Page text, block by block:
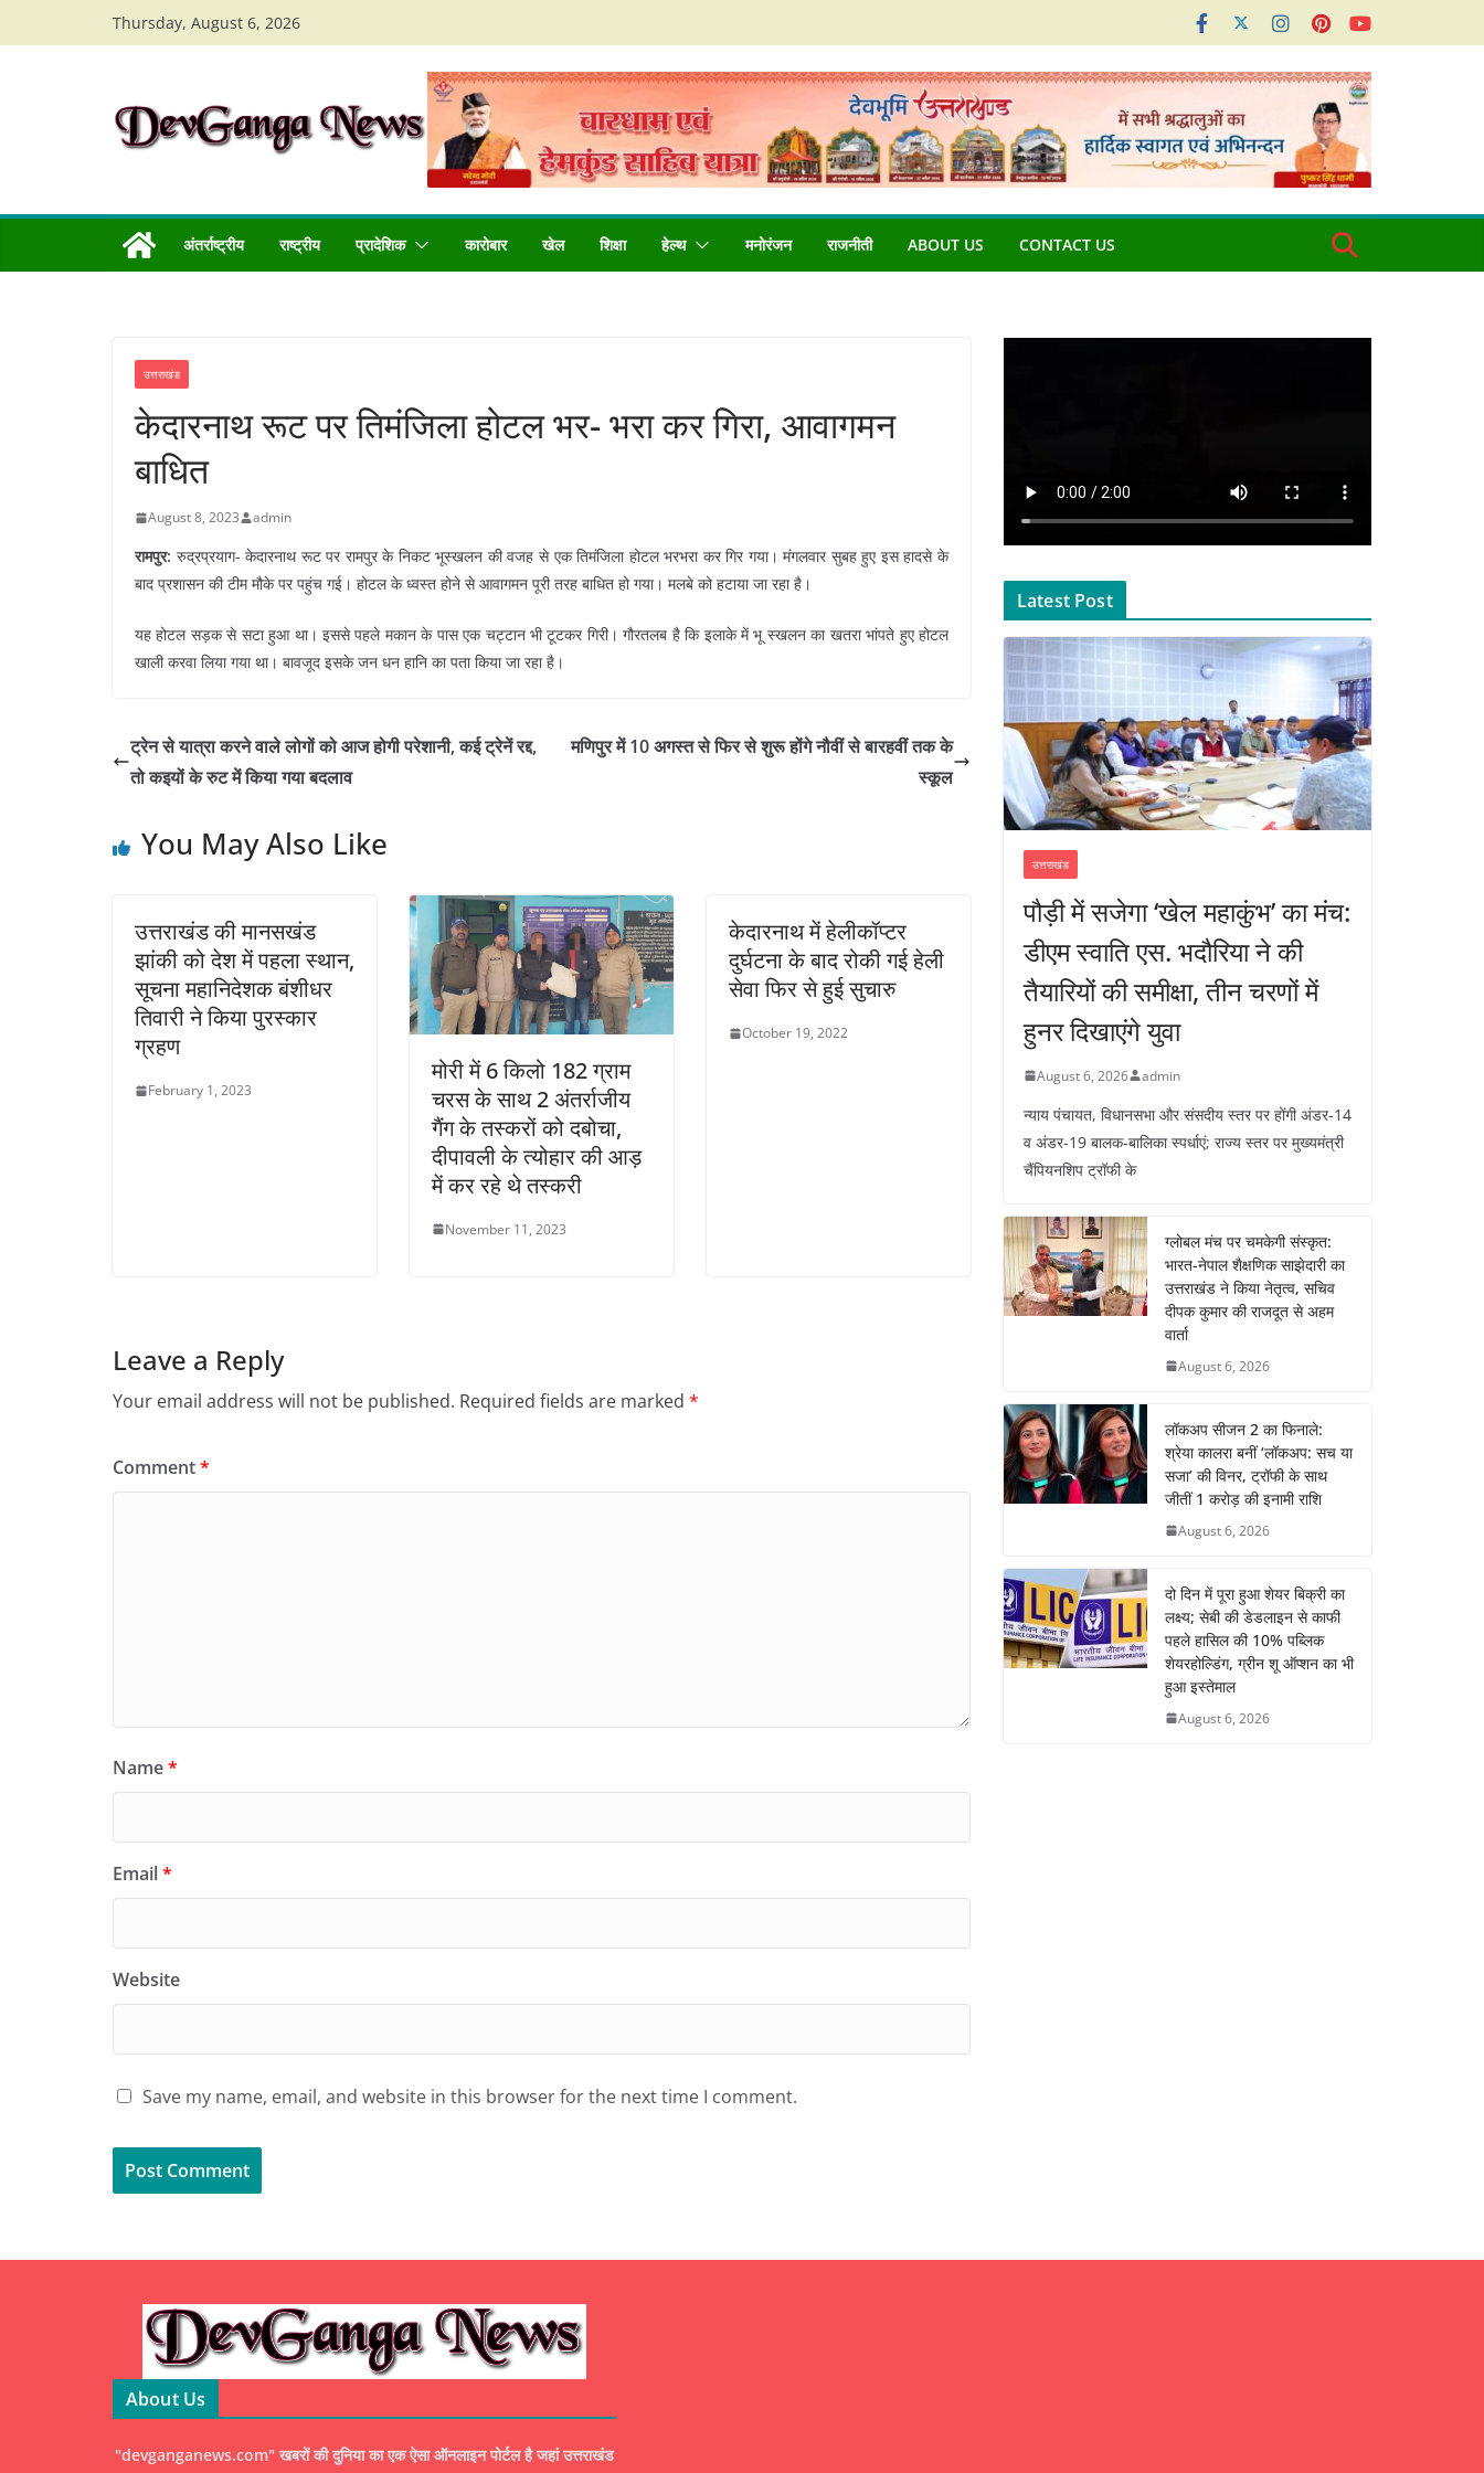
to
Thursday, August 6, 2026
अंतर्राष्ट्रीय राष्ट्रीय प्रादेशिक कारोबार खेल शिक्षा हेल्थ मनोरंजन राजनीती ABOUT US CONTACT US
उत्तराखंड
केदारनाथ रूट पर तिमंजिला होटल भर- भरा कर गिरा, आवागमन
बाधित
August 8, 2023 admin
रामपुर: रुद्रप्रयाग- केदारनाथ रूट पर रामपुर के निकट भूस्खलन की वजह से एक तिमंजिला होटल भरभरा कर गिर गया। मंगलवार सुबह हुए इस हादसे के
बाद प्रशासन की टीम मौके पर पहुंच गई। होटल के ध्वस्त होने से आवागमन पूरी तरह बाधित हो गया। मलबे को हटाया जा रहा है।
यह होटल सड़क से सटा हुआ था। इससे पहले मकान के पास एक चट्टान भी टूटकर गिरी। गौरतलब है कि इलाके में भू स्खलन का खतरा भांपते हुए होटल
खाली करवा लिया गया था। बावजूद इसके जन धन हानि का पता किया जा रहा है।
ट्रेन से यात्रा करने वाले लोगों को आज होगी परेशानी, कई ट्रेनें रद्द,
तो कइयों के रुट में किया गया बदलाव
मणिपुर में 10 अगस्त से फिर से शुरू होंगे नौवीं से बारहवीं तक के
स्कूल
You May Also Like
उत्तराखंड की मानसखंड
झांकी को देश में पहला स्थान,
सूचना महानिदेशक बंशीधर
तिवारी ने किया पुरस्कार
ग्रहण
February 1, 2023
मोरी में 6 किलो 182 ग्राम
चरस के साथ 2 अंतर्राजीय
गैंग के तस्करों को दबोचा,
दीपावली के त्योहार की आड़
में कर रहे थे तस्करी
November 11, 2023
केदारनाथ में हेलीकॉप्टर
दुर्घटना के बाद रोकी गई हेली
सेवा फिर से हुई सुचारु
October 19, 2022
Leave a Reply
Your email address will not be published. Required fields are marked *
Comment*
Name*
Email*
Website
Save my name, email, and website in this browser for the next time I comment.
Latest Post
उत्तराखंड
पौड़ी में सजेगा ‘खेल महाकुंभ’ का मंच:
डीएम स्वाति एस. भदौरिया ने की
तैयारियों की समीक्षा, तीन चरणों में
हुनर दिखाएंगे युवा
August 6, 2026 admin
न्याय पंचायत, विधानसभा और संसदीय स्तर पर होंगी अंडर-14
व अंडर-19 बालक-बालिका स्पर्धाएं; राज्य स्तर पर मुख्यमंत्री
चैंपियनशिप ट्रॉफी के
ग्लोबल मंच पर चमकेगी संस्कृत:
भारत-नेपाल शैक्षणिक साझेदारी का
उत्तराखंड ने किया नेतृत्व, सचिव
दीपक कुमार की राजदूत से अहम
वार्ता
August 6, 2026
लॉकअप सीजन 2 का फिनाले:
श्रेया कालरा बनीं ‘लॉकअप: सच या
सजा’ की विनर, ट्रॉफी के साथ
जीतीं 1 करोड़ की इनामी राशि
August 6, 2026
दो दिन में पूरा हुआ शेयर बिक्री का
लक्ष्य; सेबी की डेडलाइन से काफी
पहले हासिल की 10% पब्लिक
शेयरहोल्डिंग, ग्रीन शू ऑप्शन का भी
हुआ इस्तेमाल
August 6, 2026
About Us
"devganganews.com" खबरों की दुनिया का एक ऐसा ऑनलाइन पोर्टल है जहां उत्तराखंड